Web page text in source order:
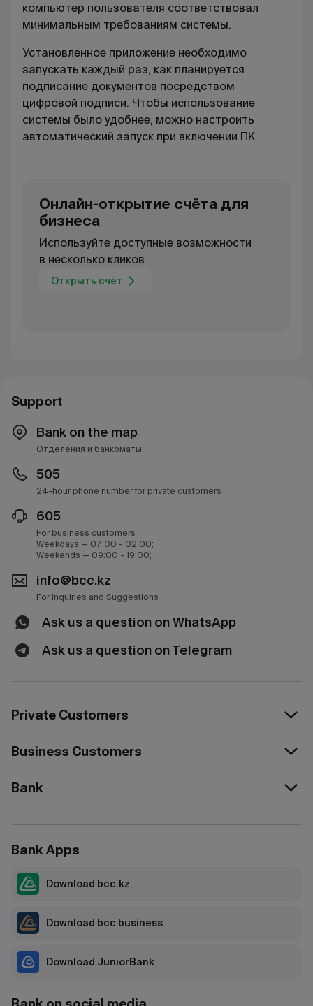
компьютер пользователя соответствовал
минимальным требованиям системы.
Установленное приложение необходимо
запускать каждый раз, как планируется
подписание документов посредством
цифровой подписи. Чтобы использование
системы было удобнее, можно настроить
автоматический запуск при включении ПК.
Онлайн-открытие счёта для
бизнеса
Используйте доступные возможности
в несколько кликов
Открыть счёт
Support
Bank on the map
Отделения и банкоматы
505
24-hour phone number for private customers
605
For business customers
Weekdays — 07:00 - 02:00;
Weekends — 09:00 - 19:00;
info@bcc.kz
For Inquiries and Suggestions
Ask us a question on WhatsApp
Ask us a question on Telegram
Private Customers
Business Customers
Bank
Bank Apps
Download bcc.kz
Download bcc business
Download JuniorBank